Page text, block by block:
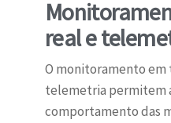
real e
O monitoramento em
telemetria permitem
comportamento das